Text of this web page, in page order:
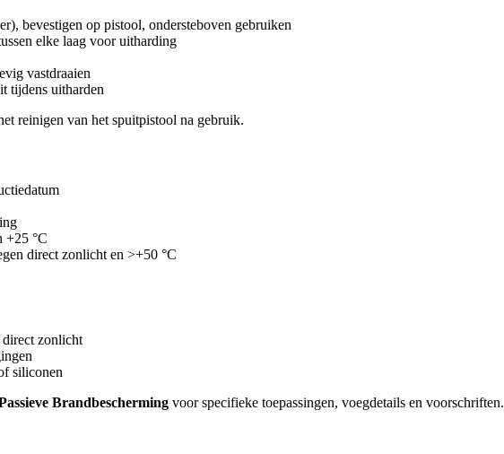
bevestigen op pistool, ondersteboven gebruiken
elke laag voor uitharding
vastdraaien
tijdens uitharden
reinigen van het spuitpistool na gebruik.
+25 °C
direct zonlicht en >+50 °C
zonlicht
siliconen
Brandbescherming voor specifieke toepassingen, voegdetails en voorschriften.